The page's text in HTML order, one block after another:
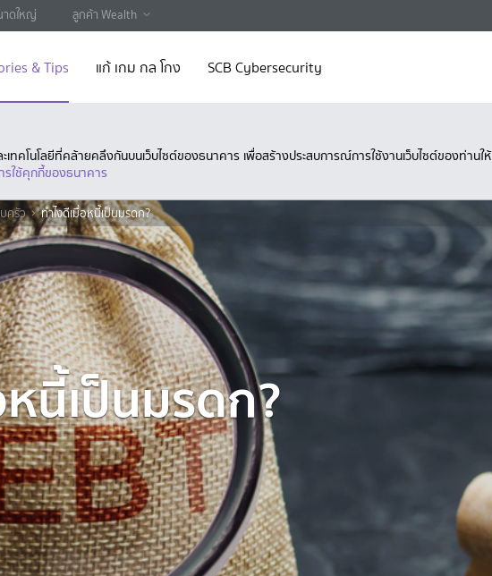
าดใหญ่ ลูกค้า Wealth
& Tips แก้ เกม กล โกง SCB Cybersecurity
เทคโนโลยีที่คล้ายคลึงกันบนเว็บไซต์ของธนาคาร เพื่อสร้างประสบการณ์การใช้งานเว็บไซต์ของท่านให้
รใช้คุกกี้ของธนาคาร
ครัว ทำไงดีเมื่อหนี้เป็นมรดก?
หนี้เป็นมรดก?